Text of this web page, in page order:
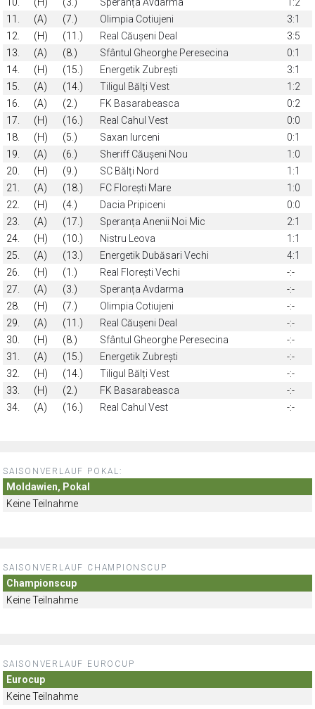
11.
(A) (7.) Olimpia Cotiujeni
3:1
12.
(H) (11.) Real Căușeni Deal
3:5
13.
(A) (8.) Sfântul Gheorghe Peresecina
0:1
14.
(H) (15.) Energetik Zubrești
3:1
15.
(A) (14.) Tiligul Bălți Vest
1:2
16.
(A) (2.) FK Basarabeasca
0:2
17.
(H) (16.) Real Cahul Vest
0:0
18.
(H) (5.) Saxan Iurceni
0:1
19.
(A) (6.) Sheriff Căușeni Nou
1:0
20.
(H) (9.) SC Bălți Nord
1:1
21.
(A) (18.) FC Florești Mare
1:0
22.
(H) (4.) Dacia Pripiceni
0:0
23.
(A) (17.) Speranța Anenii Noi Mic
2:1
24.
(H) (10.) Nistru Leova
1:1
25.
(A) (13.) Energetik Dubăsari Vechi
4:1
26.
(H) (1.) Real Florești Vechi
-:-
27.
(A) (3.) Speranța Avdarma
-:-
28.
(H) (7.) Olimpia Cotiujeni
-:-
29.
(A) (11.) Real Căușeni Deal
-:-
30.
(H) (8.) Sfântul Gheorghe Peresecina
-:-
31.
(A) (15.) Energetik Zubrești
-:-
32.
(H) (14.) Tiligul Bălți Vest
-:-
33.
(H) (2.) FK Basarabeasca
-:-
34.
(A) (16.) Real Cahul Vest -:-
SAISONVERLAUF POKAL:
Moldawien, Pokal
Keine Teilnahme
SAISONVERLAUF CHAMPIONSCUP
Championscup
Keine Teilnahme
SAISONVERLAUF EUROCUP
Eurocup
Keine Teilnahme